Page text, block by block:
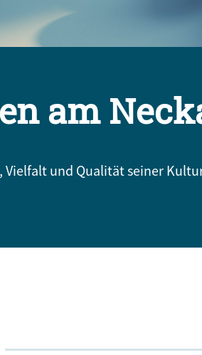
am
und Qualität seiner